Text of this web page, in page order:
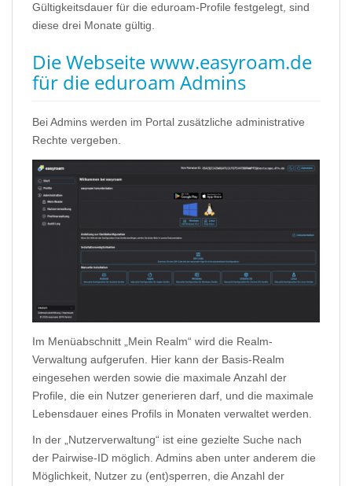
Gültigkeitsdauer für die eduroam-Profile festgelegt, sind
diese drei Monate gültig.
Die Webseite www.easyroam.de
für die eduroam Admins
Bei Admins werden im Portal zusätzliche administrative
Rechte vergeben.
Im Menüabschnitt „Mein Realm“ wird die Realm-
Verwaltung aufgerufen. Hier kann der Basis-Realm
eingesehen werden sowie die maximale Anzahl der
Profile, die ein Nutzer generieren darf, und die maximale
Lebensdauer eines Profils in Monaten verwaltet werden.
In der „Nutzerverwaltung“ ist eine gezielte Suche nach
der Pairwise-ID möglich. Admins aben unter anderem die
Möglichkeit, Nutzer zu (ent)sperren, die Anzahl der